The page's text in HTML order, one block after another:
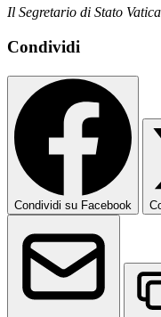
Il Segretario di Stato
Condividi
Condividi su Facebook